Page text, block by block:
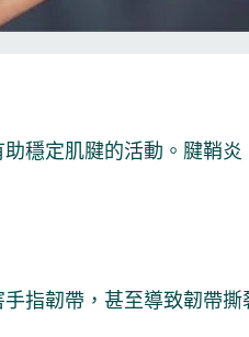
穩定肌腱的活動。腱鞘
指韌帶，甚至導致韌帶